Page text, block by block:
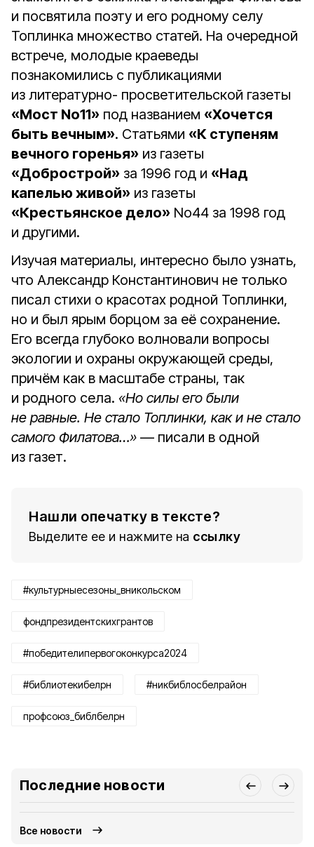
и посвятила поэту и его родному селу
Топлинка множество статей. На очередной
встрече, молодые краеведы
познакомились с публикациями
из литературно- просветительской газеты
«Мост No11» под названием «Хочется
быть вечным». Статьями «К ступеням
вечного горенья» из газеты
«Добрострой» за 1996 год и «Над
капелью живой» из газеты
«Крестьянское дело» No44 за 1998 год
и другими.
Изучая материалы, интересно было узнать,
что Александр Константинович не только
писал стихи о красотах родной Топлинки,
но и был ярым борцом за её сохранение.
Его всегда глубоко волновали вопросы
экологии и охраны окружающей среды,
причём как в масштабе страны, так
и родного села. «Но силы его были
не равные. Не стало Топлинки, как и не стало
самого Филатова…» — писали в одной
из газет.
Нашли опечатку в тексте?
Выделите ее и нажмите на ссылку
#культурныесезоны_вникольском
фондпрезидентскихгрантов
#победителипервогоконкурса2024
#библиотекибелрн #никбиблосбелрайон
профсоюз_библбелрн
Последние новости
Все новости